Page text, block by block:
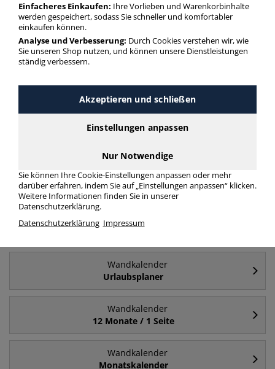
Wandkalender Plakatkalender
mehr Infos zur Kategorie
Häufig gesucht
Wandkalender
Wandkalender
3 Monate / 1 Seite
Wandkalender
Wandkalender
Urlaubsplaner
Wandkalender
12 Monate / 1 Seite
Wandkalender
Monatskalender
Einfacheres Einkaufen: Ihre Vorlieben und Warenkorbinhalte
werden gespeichert, sodass Sie schneller und komfortabler
einkaufen können.
Analyse und Verbesserung: Durch Cookies verstehen wir, wie
Sie unseren Shop nutzen, und können unsere Dienstleistungen
ständig verbessern.
Akzeptieren und schließen
Einstellungen anpassen
Nur Notwendige
Sie können Ihre Cookie-Einstellungen anpassen oder mehr
darüber erfahren, indem Sie auf „Einstellungen anpassen“ klicken.
Weitere Informationen finden Sie in unserer
Datenschutzerklärung.
Datenschutzerklärung Impressum